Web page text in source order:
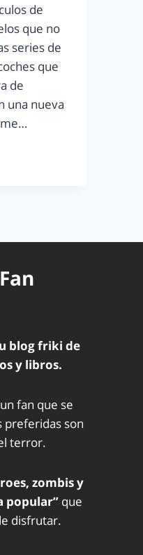
de
que no
series de
que
de
una nueva
blog friki de
y libros.
fan que se
preferidas son
terror.
zombis y
popular” que
disfrutar.